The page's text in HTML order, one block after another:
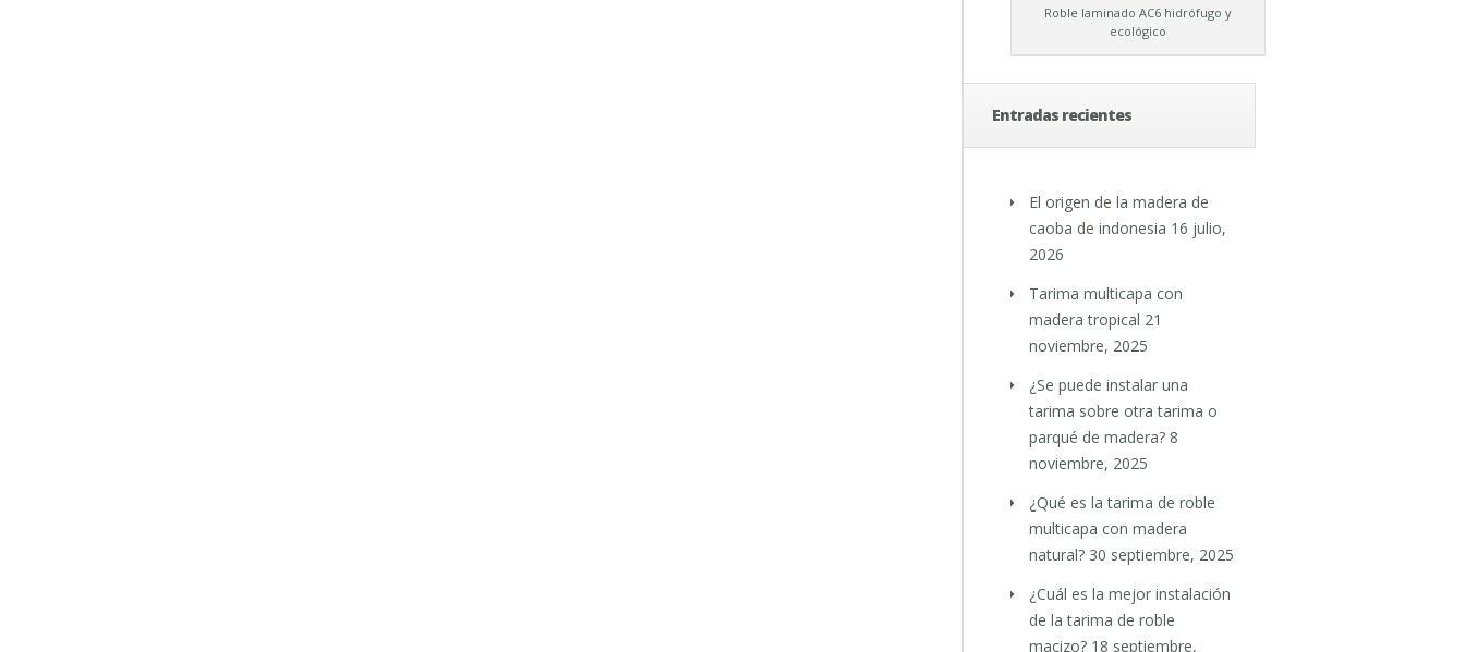
Roble laminado AC6 hidrófugo y
ecológico
Entradas recientes
El origen de la madera de
caoba de indonesia 16 julio,
2026
Tarima multicapa con
madera tropical 21
noviembre, 2025
¿Se puede instalar una
tarima sobre otra tarima o
parqué de madera? 8
noviembre, 2025
¿Qué es la tarima de roble
multicapa con madera
natural? 30 septiembre, 2025
¿Cuál es la mejor instalación
de la tarima de roble
macizo? 18 septiembre,